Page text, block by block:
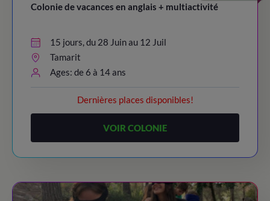
Colonie de vacances en anglais + multiactivité
15 jours, du 28 Juin au 12 Juil
Tamarit
Ages: de 6 à 14 ans
Dernières places disponibles!
VOIR COLONIE